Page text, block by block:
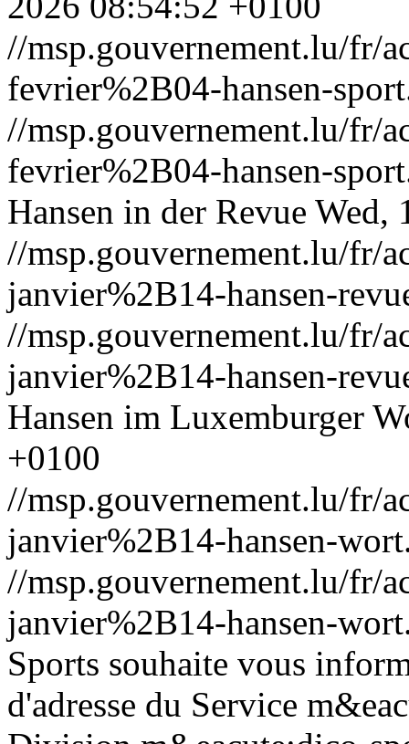
//msp.gouvernement.lu/fr/
fevrier%2B04-hansen-
//msp.gouvernement.lu/fr/
fevrier%2B04-hansen-
Hansen in der Revue Wed,
//msp.gouvernement.lu/fr/
janvier%2B14-hansen-
//msp.gouvernement.lu/fr/
janvier%2B14-hansen-
Hansen im Luxemburger
+0100
//msp.gouvernement.lu/fr/
janvier%2B14-hansen-
//msp.gouvernement.lu/fr/
janvier%2B14-hansen-
Sports souhaite vous
d'adresse du Service